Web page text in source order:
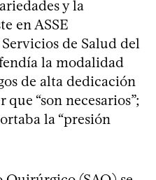
y la
en ASSE
de Salud del
la modalidad
de alta dedicación
“son necesarios”;
la “presión